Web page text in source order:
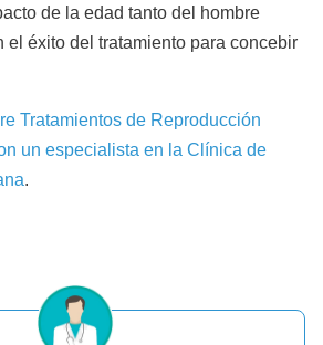
de la edad tanto del hombre
el éxito del tratamiento para concebir
Tratamientos de Reproducción
un especialista en la Clínica de
.